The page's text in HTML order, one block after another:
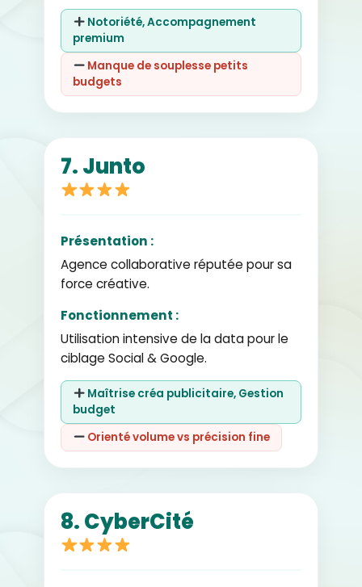
Notoriété, Accompagnement
premium
Manque de souplesse petits
budgets
7. Junto
Présentation :
Agence collaborative réputée pour sa
force créative.
Fonctionnement :
Utilisation intensive de la data pour le
ciblage Social & Google.
Maîtrise créa publicitaire, Gestion
budget
Orienté volume vs précision fine
8. CyberCité